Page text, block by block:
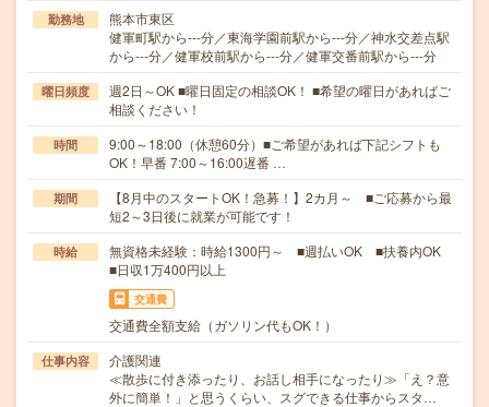
勤務地
熊本市東区
健軍町駅から---分／東海学園前駅から---分／神水交差点駅
から---分／健軍校前駅から---分／健軍交番前駅から---分
曜日頻度
週2日～OK ■曜日固定の相談OK！ ■希望の曜日があればご
相談ください！
時間
9:00～18:00（休憩60分）■ご希望があれば下記シフトも
OK！早番 7:00～16:00遅番 …
期間
【8月中のスタートOK！急募！】2カ月～ ■ご応募から最
短2～3日後に就業が可能です！
時給
無資格未経験：時給1300円～ ■週払いOK ■扶養内OK
■日収1万400円以上
交通費
交通費全額支給（ガソリン代もOK！）
仕事内容
介護関連
≪散歩に付き添ったり、お話し相手になったり≫「え？意
外に簡単！」と思うくらい、スグできる仕事からスタ…